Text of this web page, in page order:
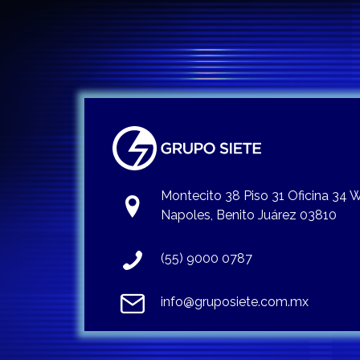
Montecito 38 Piso 31 Oficina 34
Napoles, Benito Juárez 03810
(55) 9000 0787
info@gruposiete.com.mx